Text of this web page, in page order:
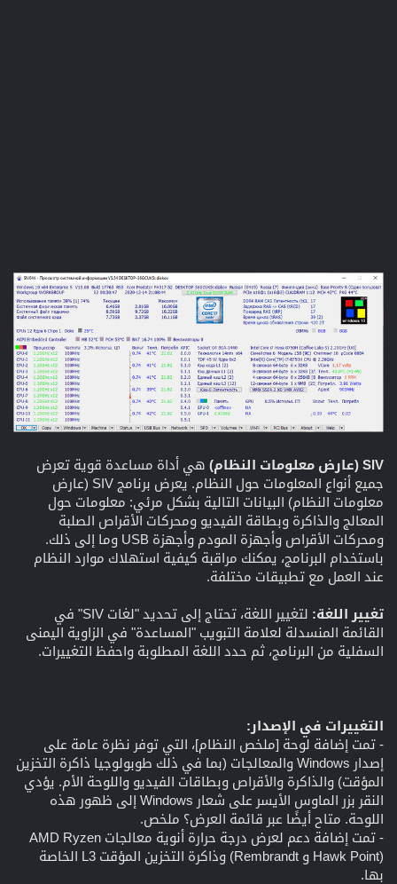
SIV (عارض معلومات النظام)
هي أداة مساعدة قوية تعرض
جميع أنواع المعلومات حول النظام. يعرض برنامج SIV (عارض
معلومات النظام) البيانات التالية بشكل مرئي: معلومات حول
المعالج والذاكرة وبطاقة الفيديو ومحركات الأقراص الصلبة
ومحركات الأقراص وأجهزة المودم وأجهزة USB وما إلى ذلك.
باستخدام البرنامج، يمكنك مراقبة كيفية استهلاك موارد النظام
عند العمل مع تطبيقات مختلفة.
تغيير اللغة:
لتغيير اللغة، تحتاج إلى تحديد "لغات SIV" في
القائمة المنسدلة لعلامة التبويب "المساعدة" في الزاوية اليمنى
السفلية من البرنامج، ثم حدد اللغة المطلوبة واحفظ التغييرات.
التغييرات في الإصدار:
- تمت إضافة لوحة [ملخص النظام]، التي توفر نظرة عامة على
إصدار Windows والمعالجات (بما في ذلك طوبولوجيا ذاكرة التخزين
المؤقت) والذاكرة والأقراص وبطاقات الفيديو واللوحة الأم. يؤدي
النقر بزر الماوس الأيسر على شعار Windows إلى ظهور هذه
اللوحة. متاح أيضًا عبر قائمة العرض؟ ملخص.
- تمت إضافة دعم لعرض درجة حرارة أنوية معالجات AMD Ryzen
(Hawk Point و Rembrandt) وذاكرة التخزين المؤقت L3 الخاصة
بها.